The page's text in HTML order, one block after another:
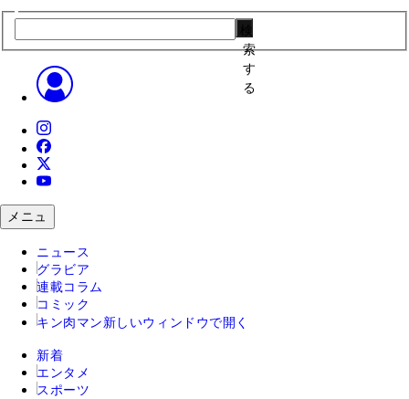
索
す
る
メニュ
ニュース
グラビア
連載コラム
コミック
キン肉マン 新しいウィンドウで開く
新着
エンタメ
スポーツ